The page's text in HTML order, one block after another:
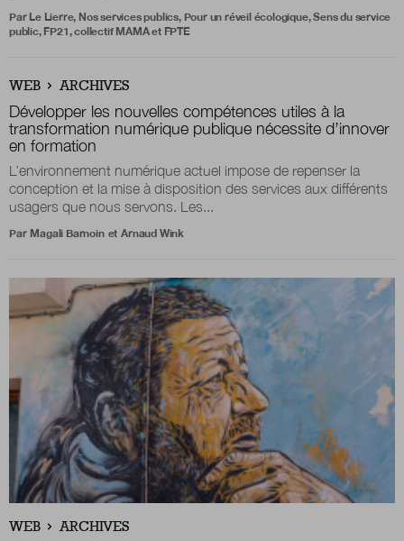
Qui sommes-nous ?
Nous contacter
Newsletter
Renseignez votre email afin de suivre l'actualité
de la transformation publique.
Nous suivre sur Twittersur LinkedInsur
Par Le Lierre, Nos services publics, Pour un réveil écologique, Sens du service
public, FP21, collectif MAMA et FPTE
WEB ARCHIVES
Développer les nouvelles compétences utiles à la
transformation numérique publique nécessite d’innover
en formation
L’environnement numérique actuel impose de repenser la
conception et la mise à disposition des services aux différents
usagers que nous servons. Les...
Par Magali Barnoin et Arnaud Wink
WEB ARCHIVES